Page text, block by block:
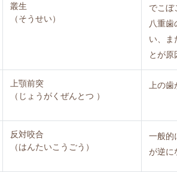
叢生
（そうせい）
でこぼ
八重歯
い、ま
とが原
上顎前突
（じょうがくぜんとつ ）
上の
反対咬合
（はんたいこうごう）
一般的
が逆に